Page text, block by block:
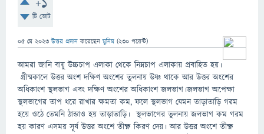
টি ভোট
05 মে 2023 উত্তর প্রদান করেছেনমুনিম (230 পয়েন্ট)
আমরা জানি বায়ু উচ্চচাপ এলাকা থেকে নিম্নচাপ এলাকায় প্রবাহিত হয়।
গ্রীষ্মকালে উত্তর অংশ দক্ষিণ অংশের তুলনায় উষ্ণ থাকে আর উত্তর অংশের
অধিকাংশ স্থলভাগ এবং দক্ষিণ অংশের অধিকাংশ জলভাগ।জলভাগ অপেক্ষা
স্থলভাগের তাপ ধরে রাখার ক্ষমতা কম, ফলে স্থলভাগ যেমন তাড়াতাড়ি গরম
হয়ে ওঠে তেমনি ঠান্ডাও হয় তাড়াতাড়ি। স্থলভাগের তুলনায় জলভাগ কম গরম
হয় কারণ এসময় সূর্য উত্তর অংশে তীক্ষ্ণ কিরণ দেয়। আর উত্তর অংশে তীক্ষ্ণ